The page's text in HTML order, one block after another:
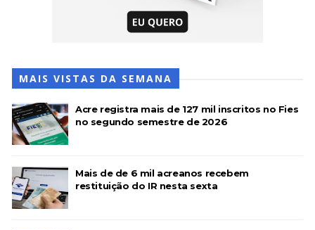
MAIS VISTAS DA SEMANA
Acre registra mais de 127 mil inscritos no Fies
no segundo semestre de 2026
Mais de de 6 mil acreanos recebem
restituição do IR nesta sexta